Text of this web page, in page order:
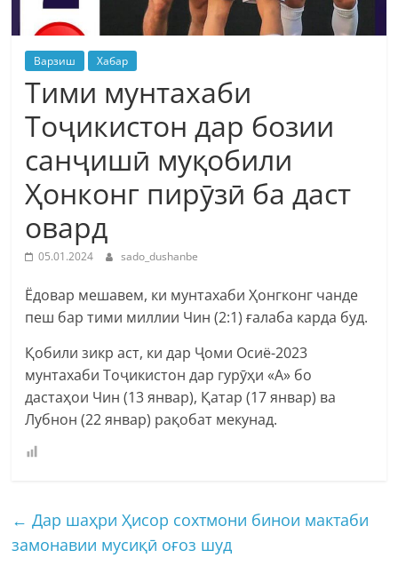
Варзиш Хабар
Тими мунтахаби
Тоҷикистон дар бозии
санҷишӣ муқобили
Ҳонконг пирӯзӣ ба даст
овард
05.01.2024 sado_dushanbe
Ёдовар мешавем, ки мунтахаби Ҳонгконг чанде
пеш бар тими миллии Чин (2:1) ғалаба карда буд.
Қобили зикр аст, ки дар Ҷоми Осиё-2023
мунтахаби Тоҷикистон дар гурӯҳи «А» бо
дастаҳои Чин (13 январ), Қатар (17 январ) ва
Лубнон (22 январ) рақобат мекунад.
← Дар шаҳри Ҳисор сохтмони бинои мактаби
замонавии мусиқӣ оғоз шуд